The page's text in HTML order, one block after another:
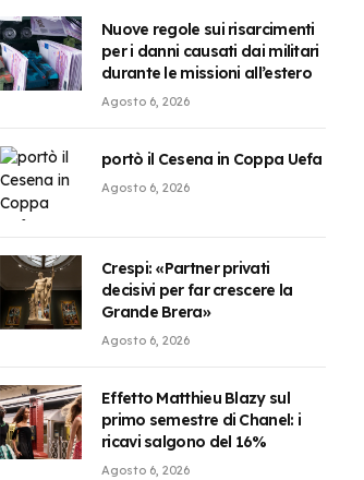
Nuove regole sui risarcimenti
per i danni causati dai militari
durante le missioni all’estero
Agosto 6, 2026
portò il Cesena in Coppa Uefa
Agosto 6, 2026
Crespi: «Partner privati
decisivi per far crescere la
Grande Brera»
Agosto 6, 2026
Effetto Matthieu Blazy sul
primo semestre di Chanel: i
ricavi salgono del 16%
Agosto 6, 2026